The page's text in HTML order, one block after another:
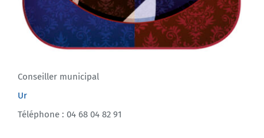
Conseiller municipal
Ur
Téléphone : 04 68 04 82 91